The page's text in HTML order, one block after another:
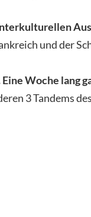
und der
Woche lang
3 Tandems